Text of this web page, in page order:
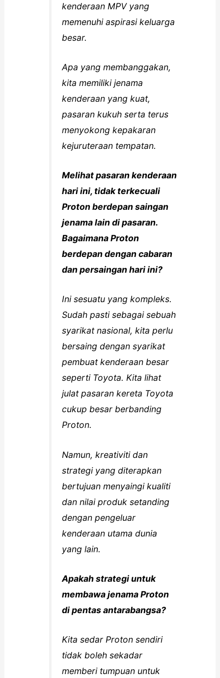
kenderaan MPV yang
memenuhi aspirasi keluarga
besar.
Apa yang membanggakan,
kita memiliki jenama
kenderaan yang kuat,
pasaran kukuh serta terus
menyokong kepakaran
kejuruteraan tempatan.
Melihat pasaran kenderaan
hari ini, tidak terkecuali
Proton berdepan saingan
jenama lain di pasaran.
Bagaimana Proton
berdepan dengan cabaran
dan persaingan hari ini?
Ini sesuatu yang kompleks.
Sudah pasti sebagai sebuah
syarikat nasional, kita perlu
bersaing dengan syarikat
pembuat kenderaan besar
seperti Toyota. Kita lihat
julat pasaran kereta Toyota
cukup besar berbanding
Proton.
Namun, kreativiti dan
strategi yang diterapkan
bertujuan menyaingi kualiti
dan nilai produk setanding
dengan pengeluar
kenderaan utama dunia
yang lain.
Apakah strategi untuk
membawa jenama Proton
di pentas antarabangsa?
Kita sedar Proton sendiri
tidak boleh sekadar
memberi tumpuan untuk